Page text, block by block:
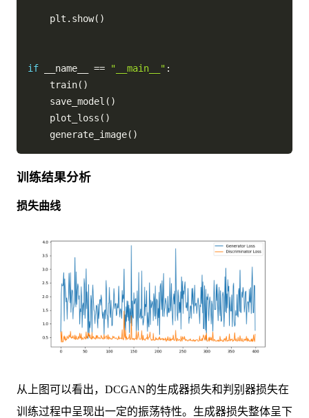
    plt
. show( )
if __name__ == "__main__" :
    train
( )
    save_model
( )
    plot_loss
( )
    generate_image
( )
训练结果分析
损失曲线
从上图可以看出，DCGAN的生成器损失和判别器损失在
训练过程中呈现出一定的振荡特性。生成器损失整体呈下